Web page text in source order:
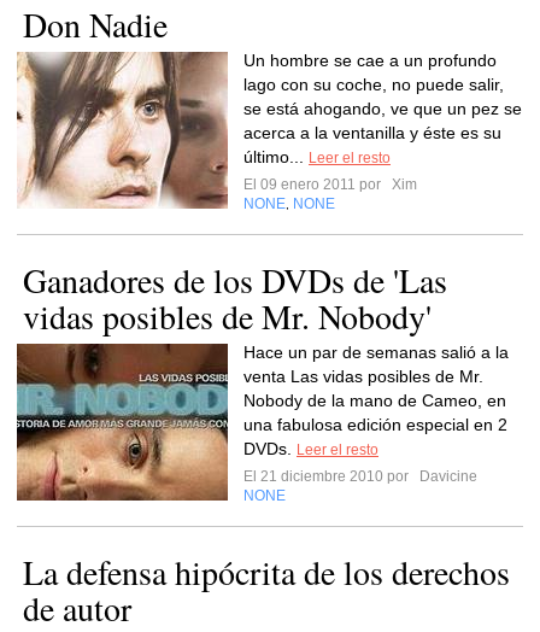
Don Nadie
Un hombre se cae a un profundo
lago con su coche, no puede salir,
se está ahogando, ve que un pez se
acerca a la ventanilla y éste es su
último...
Leer el resto
El 09 enero 2011 por
Xim
NONE NONE
Ganadores de los DVDs de 'Las
vidas posibles de Mr. Nobody'
Hace un par de semanas salió a la
venta Las vidas posibles de Mr.
Nobody de la mano de Cameo, en
una fabulosa edición especial en 2
DVDs.
Leer el resto
El 21 diciembre 2010 por
Davicine
NONE
La defensa hipócrita de los derechos
de autor